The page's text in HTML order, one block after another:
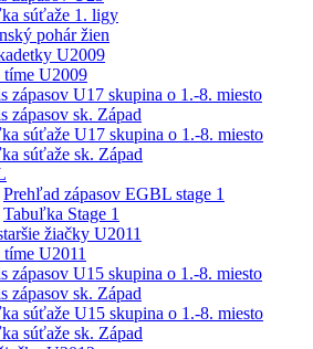
súťaže 1. ligy
pohár žien
U2009
U2009
zápasov U17 skupina o 1.-8. miesto
zápasov sk. Západ
súťaže U17 skupina o 1.-8. miesto
súťaže sk. Západ
Prehľad zápasov EGBL stage 1
Tabuľka Stage 1
žiačky U2011
U2011
zápasov U15 skupina o 1.-8. miesto
zápasov sk. Západ
súťaže U15 skupina o 1.-8. miesto
súťaže sk. Západ